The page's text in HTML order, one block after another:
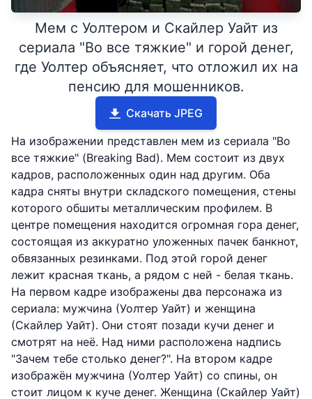
Мем с Уолтером и Скайлер Уайт из
сериала "Во все тяжкие" и горой денег,
где Уолтер объясняет, что отложил их на
пенсию для мошенников.
Скачать JPEG
На изображении представлен мем из сериала "Во
все тяжкие" (Breaking Bad). Мем состоит из двух
кадров, расположенных один над другим. Оба
кадра сняты внутри складского помещения, стены
которого обшиты металлическим профилем. В
центре помещения находится огромная гора денег,
состоящая из аккуратно уложенных пачек банкнот,
обвязанных резинками. Под этой горой денег
лежит красная ткань, а рядом с ней - белая ткань.
На первом кадре изображены два персонажа из
сериала: мужчина (Уолтер Уайт) и женщина
(Скайлер Уайт). Они стоят позади кучи денег и
смотрят на неё. Над ними расположена надпись
"Зачем тебе столько денег?". На втором кадре
изображён мужчина (Уолтер Уайт) со спины, он
стоит лицом к куче денег. Женщина (Скайлер Уайт)